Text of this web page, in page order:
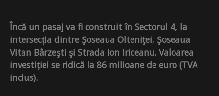
Încă un pasaj va fi construit în Sectorul 4, la
intersecţia dintre Şoseaua Olteniţei, Şoseaua
Vitan Bârzeşti şi Strada Ion Iriceanu. Valoarea
investiției se ridică la 86 milioane de euro (TVA
inclus).